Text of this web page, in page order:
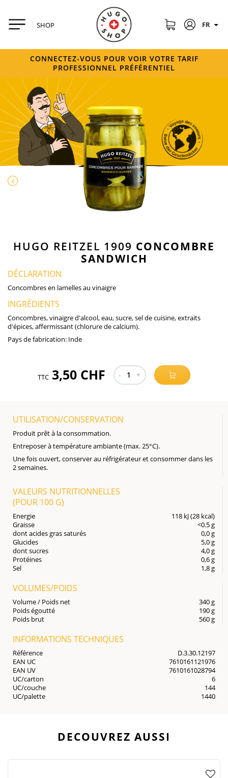
SHOP FR
CONNECTEZ-VOUS POUR VOIR VOTRE TARIF
PROFESSIONNEL PRÉFÉRENTIEL
HUGO REITZEL 1909 CONCOMBRE
SANDWICH
DÉCLARATION
Concombres en lamelles au vinaigre
INGRÉDIENTS
Concombres, vinaigre d'alcool, eau, sucre, sel de cuisine, extraits
d'épices, affermissant (chlorure de calcium).
Pays de fabrication: Inde
TTC 3,50 CHF - 1 +
UTILISATION/CONSERVATION
Produit prêt à la consommation.
Entreposer à température ambiante (max. 25°C).
Une fois ouvert, conserver au réfrigérateur et consommer dans les
2 semaines.
VALEURS NUTRITIONNELLES
(POUR 100 G)
Energie
118 kJ (28 kcal)
Graisse
<0.5 g
dont acides gras saturés
0,0 g
Glucides
5,0 g
dont sucres
4,0 g
Protéines
0,6 g
Sel
1,8 g
VOLUMES/POIDS
Volume / Poids net
340 g
Poids égoutté
190 g
Poids brut
560 g
INFORMATIONS TECHNIQUES
Référence
D.3.30.12197
EAN UC
7610161121976
EAN UV
7610161028794
UC/carton
6
UC/couche
144
UC/palette
1440
DECOUVREZ AUSSI